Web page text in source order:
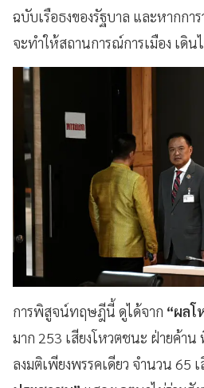
ฉบับเรือธงของรัฐบาล และหากกา
จะทำให้สถานการณ์การเมือง เดิน
การพิสูจน์ทฤษฎีนี้ ดูได้จาก “ผล
มาก 253 เสียงโหวตชนะ ฝ่ายค้าน
ลงมติเพียงพรรคเดียว จำนวน 65